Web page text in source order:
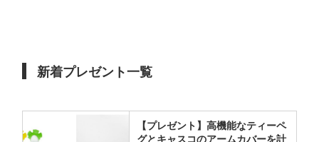
新着プレゼント一覧
【プレゼント】高機能なティーペ
グとキャスコのアームカバーを計